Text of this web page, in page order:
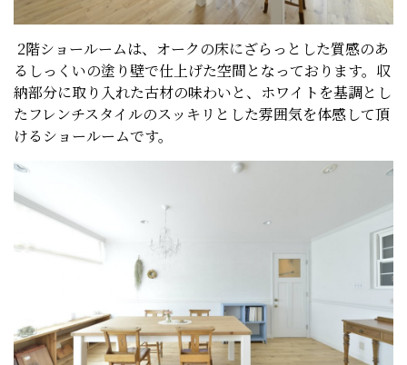
2階ショールームは、オークの床にざらっとした質感のあ
るしっくいの塗り壁で仕上げた空間となっております。収
納部分に取り入れた古材の味わいと、ホワイトを基調とし
たフレンチスタイルのスッキリとした雰囲気を体感して頂
けるショールームです。